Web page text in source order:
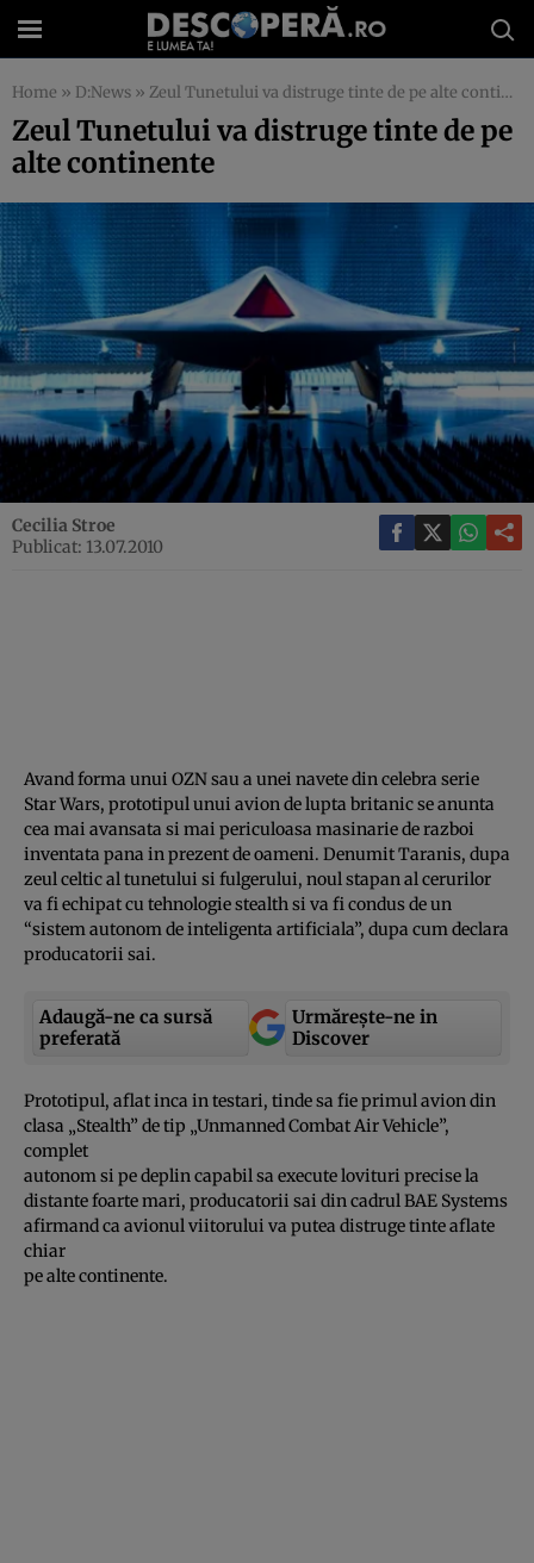
Home » D:News » Zeul Tunetului va distruge tinte de pe alte continente
Zeul Tunetului va distruge tinte de pe
alte continente
Cecilia Stroe
Publicat: 13.07.2010
Avand forma unui OZN sau a unei navete din celebra serie
Star Wars, prototipul unui avion de lupta britanic se anunta
cea mai avansata si mai periculoasa masinarie de razboi
inventata pana in prezent de oameni. Denumit Taranis, dupa
zeul celtic al tunetului si fulgerului, noul stapan al cerurilor
va fi echipat cu tehnologie stealth si va fi condus de un
“sistem autonom de inteligenta artificiala”, dupa cum declara
producatorii sai.
Adaugă-ne ca sursă
preferată
Urmărește-ne in
Discover
Prototipul, aflat inca in testari, tinde sa fie primul avion din
clasa „Stealth” de tip „Unmanned Combat Air Vehicle”,
complet
autonom si pe deplin capabil sa execute lovituri precise la
distante foarte mari, producatorii sai din cadrul BAE Systems
afirmand ca avionul viitorului va putea distruge tinte aflate
chiar
pe alte continente.